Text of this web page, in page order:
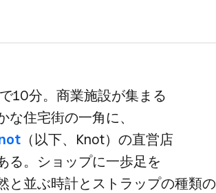
​10分。​商業施設が​集まる​
住宅街の​一角に、​
​（以下、​Knot）の​直営店​
る。​ショップに​一歩足を​
と​並ぶ時計と​ストラップの​種類の​